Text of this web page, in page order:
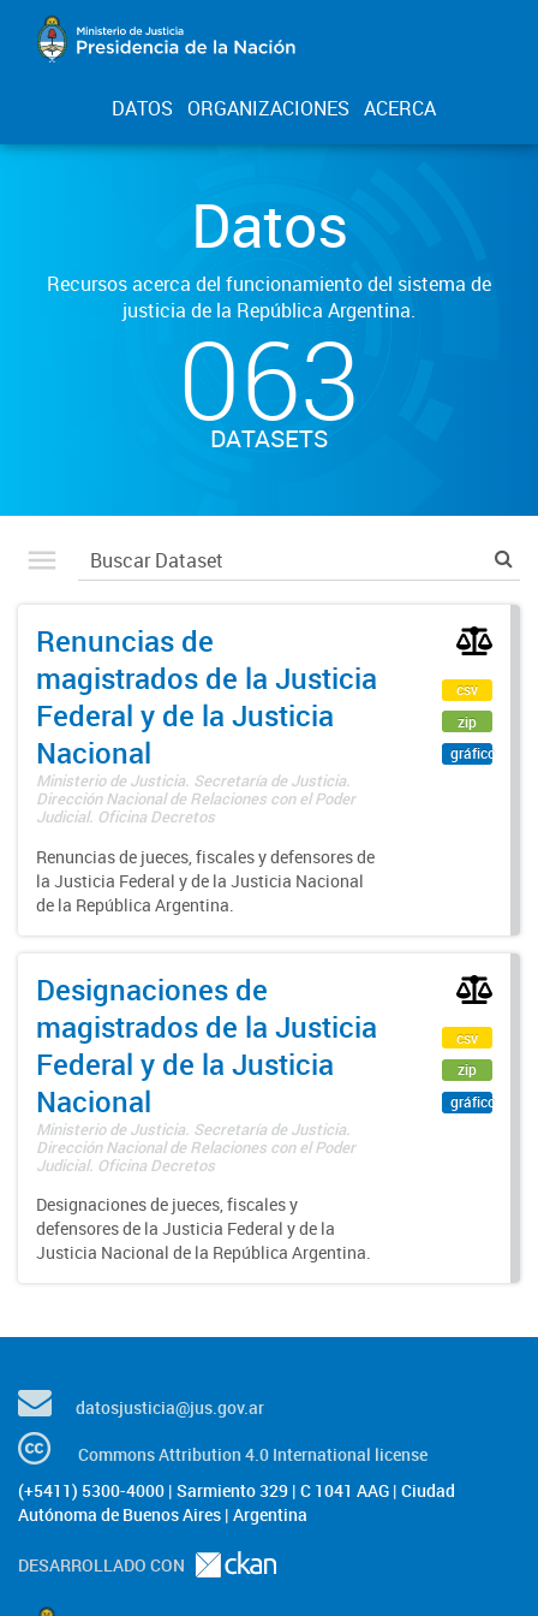
DATOS ORGANIZACIONES ACERCA
Datos
Recursos acerca del funcionamiento del sistema de
justicia de la República Argentina.
063
DATASETS
Renuncias de
magistrados de la Justicia
Federal y de la Justicia
Nacional
Ministerio de Justicia. Secretaría de Justicia.
Dirección Nacional de Relaciones con el Poder
Judicial. Oficina Decretos
Renuncias de jueces, fiscales y defensores de
la Justicia Federal y de la Justicia Nacional
de la República Argentina.
csv
zip
gráfico
Designaciones de
magistrados de la Justicia
Federal y de la Justicia
Nacional
Ministerio de Justicia. Secretaría de Justicia.
Dirección Nacional de Relaciones con el Poder
Judicial. Oficina Decretos
Designaciones de jueces, fiscales y
defensores de la Justicia Federal y de la
Justicia Nacional de la República Argentina.
csv
zip
gráfico
datosjusticia@jus.gov.ar
Commons Attribution 4.0 International license
(+5411) 5300-4000 | Sarmiento 329 | C 1041 AAG | Ciudad
Autónoma de Buenos Aires | Argentina
DESARROLLADO CON